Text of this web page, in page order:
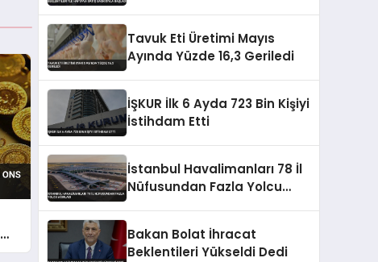
Tavuk Eti Üretimi Mayıs
Ayında Yüzde 16,3 Geriledi
İŞKUR İlk 6 Ayda 723 Bin Kişiyi
İstihdam Etti
İstanbul Havalimanları 78 İl
Nüfusundan Fazla Yolcu
Bakan Bolat İhracat
Beklentileri Yükseldi Dedi